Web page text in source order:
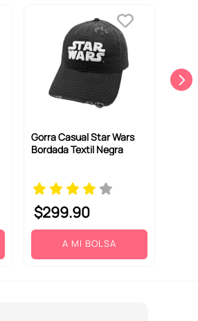
Gorra Casual Star Wars
Bordada Textil Negra
$299.90
A MI BOLSA